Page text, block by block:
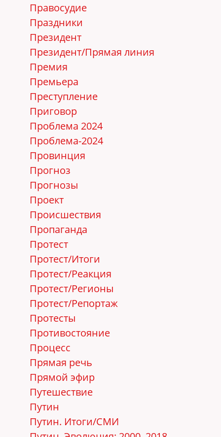
Правосудие
Праздники
Президент
Президент/Прямая линия
Премия
Премьера
Преступление
Приговор
Проблема 2024
Проблема-2024
Провинция
Прогноз
Прогнозы
Проект
Происшествия
Пропаганда
Протест
Протест/Итоги
Протест/Реакция
Протест/Регионы
Протест/Репортаж
Протесты
Противостояние
Процесс
Прямая речь
Прямой эфир
Путешествие
Путин
Путин. Итоги/СМИ